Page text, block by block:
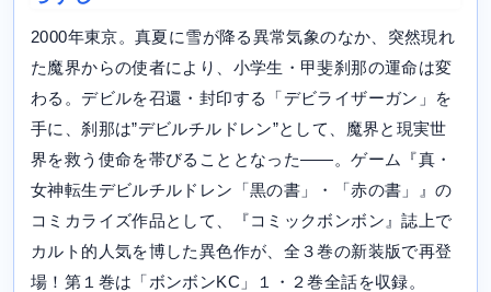
2000年東京。真夏に雪が降る異常気象のなか、突然現れ
た魔界からの使者により、小学生・甲斐刹那の運命は変
わる。デビルを召還・封印する「デビライザーガン」を
手に、刹那は”デビルチルドレン”として、魔界と現実世
界を救う使命を帯びることとなった――。ゲーム『真・
女神転生デビルチルドレン「黒の書」・「赤の書」』の
コミカライズ作品として、『コミックボンボン』誌上で
カルト的人気を博した異色作が、全３巻の新装版で再登
場！第１巻は「ボンボンKC」１・２巻全話を収録。